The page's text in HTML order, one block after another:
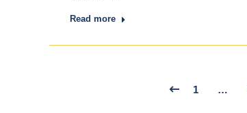
Read more
1 …